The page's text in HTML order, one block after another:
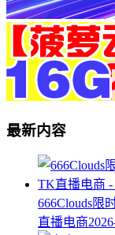
最新内容
666Clouds限
直播电商